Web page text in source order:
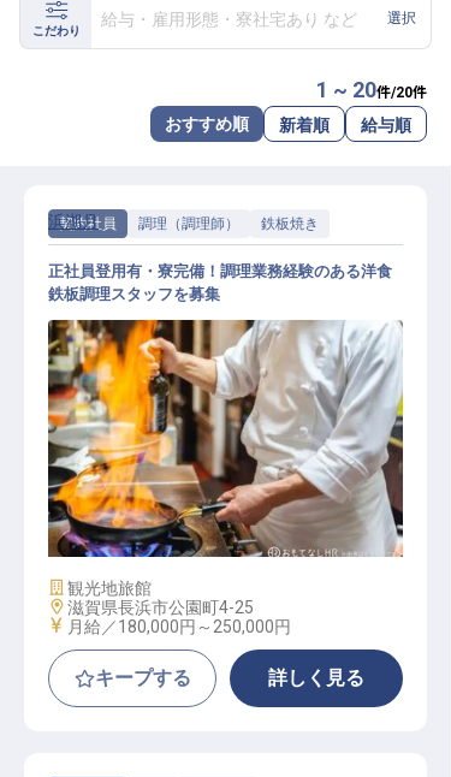
ホテル・宿泊業界情報コラム
転職サポートに申し込む
こだわり
給与・雇用形態・寮社宅あり など 選択
1 ~ 20件/20件
おすすめ順 新着順 給与順
契約社員 調理（調理師） 鉄板焼き
洋食鉄板調理
浜湖月
正社員登用有・寮完備！調理業務経験のある洋食
鉄板調理スタッフを募集
施設業態
観光地旅館
勤務地
滋賀県長浜市公園町4-25
給与
月給／180,000円～ 250,000円
キープする 詳しく見る